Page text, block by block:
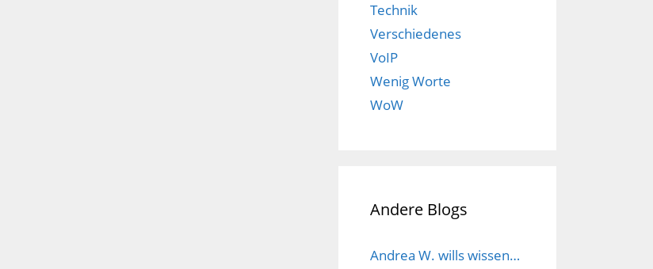
Technik
Verschiedenes
VoIP
Wenig Worte
WoW
Andere Blogs
Andrea W. wills wissen…